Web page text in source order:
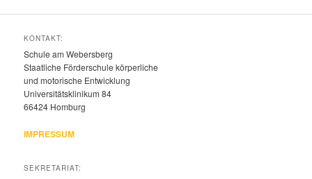
KONTAKT:
Schule am Webersberg
Staatliche Förderschule körperliche
und motorische Entwicklung
Universitätsklinikum 84
66424 Homburg
IMPRESSUM
SEKRETARIAT: